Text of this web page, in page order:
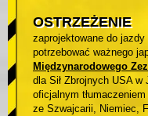
OSTRZEŻENIE
zaprojektowane do
potrzebować ważnego
Międzynarodowego
dla Sił Zbrojnych USA w
oficjalnym
ze Szwajcarii, Niemiec,